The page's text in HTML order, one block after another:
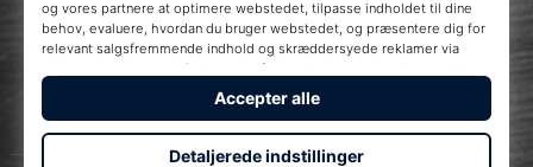
WePlayHandball.dk
Instagram